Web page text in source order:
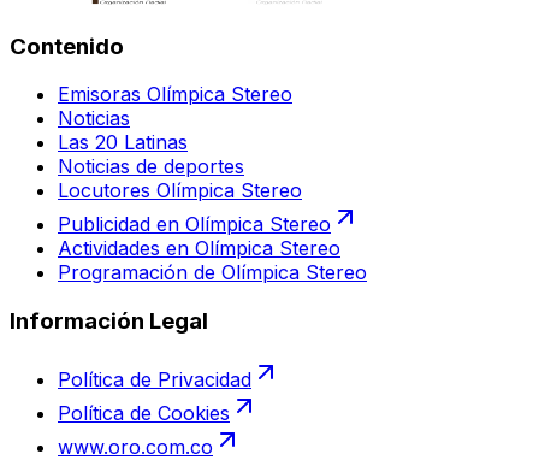
Contenido
Emisoras Olímpica Stereo
Noticias
Las 20 Latinas
Noticias de deportes
Locutores Olímpica Stereo
Publicidad en Olímpica Stereo
Actividades en Olímpica Stereo
Programación de Olímpica Stereo
Información Legal
Política de Privacidad
Política de Cookies
www.oro.com.co